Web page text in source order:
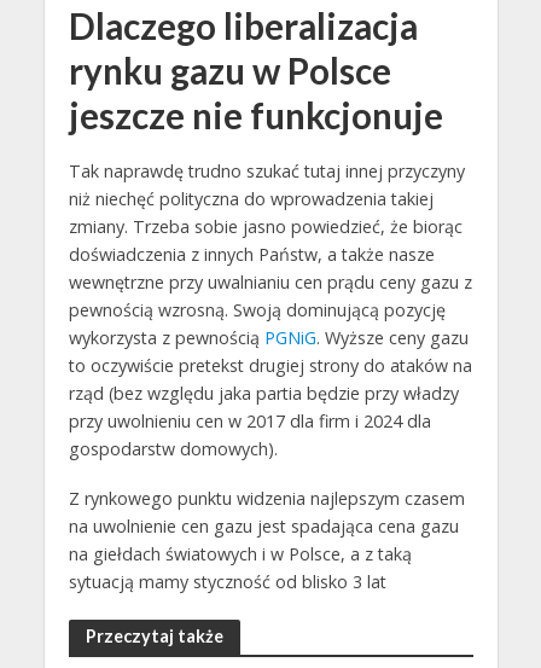
Dlaczego liberalizacja
rynku gazu w Polsce
jeszcze nie funkcjonuje
Tak naprawdę trudno szukać tutaj innej przyczyny
niż niechęć polityczna do wprowadzenia takiej
zmiany. Trzeba sobie jasno powiedzieć, że biorąc
doświadczenia z innych Państw, a także nasze
wewnętrzne przy uwalnianiu cen prądu ceny gazu z
pewnością wzrosną. Swoją dominującą pozycję
wykorzysta z pewnością PGNiG. Wyższe ceny gazu
to oczywiście pretekst drugiej strony do ataków na
rząd (bez względu jaka partia będzie przy władzy
przy uwolnieniu cen w 2017 dla firm i 2024 dla
gospodarstw domowych).
Z rynkowego punktu widzenia najlepszym czasem
na uwolnienie cen gazu jest spadająca cena gazu
na giełdach światowych i w Polsce, a z taką
sytuacją mamy styczność od blisko 3 lat
Przeczytaj także